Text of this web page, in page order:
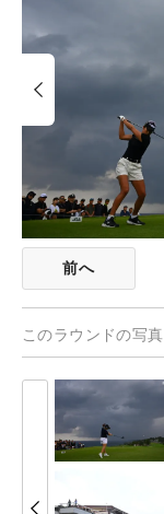
前へ
このラウンドの写真